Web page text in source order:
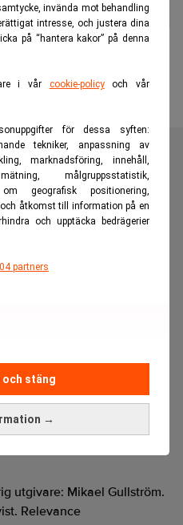
invända mot behandling
intresse, och justera dina
på “hantera kakor” på denna
i vår cookie-policyoch vår
för dessa syften:
tekniker, anpassning av
marknadsföring, innehåll,
målgruppsstatistik,
geografisk positionering,
åtkomst till information på en
och upptäcka bedrägerier
partners
→
och stäng
nyhetskanal för
finans- och
utgivare: Mikael Gullström.
Relevance